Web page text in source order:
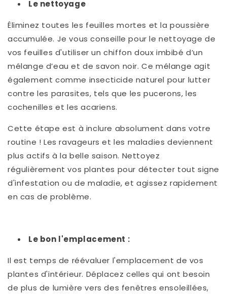
Le nettoyage
Éliminez toutes les feuilles mortes et la poussière
accumulée. Je vous conseille pour le nettoyage de
vos feuilles d'utiliser un chiffon doux imbibé d’un
mélange d’eau et de savon noir. Ce mélange agit
également comme insecticide naturel pour lutter
contre les parasites, tels que les pucerons, les
cochenilles et les acariens.
Cette étape est à inclure absolument dans votre
routine ! Les ravageurs et les maladies deviennent
plus actifs à la belle saison. Nettoyez
régulièrement vos plantes pour détecter tout signe
d'infestation ou de maladie, et agissez rapidement
en cas de problème.
Le bon l'emplacement :
Il est temps de réévaluer l'emplacement de vos
plantes d'intérieur. Déplacez celles qui ont besoin
de plus de lumière vers des fenêtres ensoleillées,